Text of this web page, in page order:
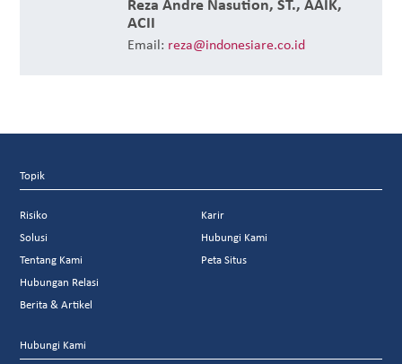
Reza Andre Nasution, ST., AAIK,
ACII
Email: reza@indonesiare.co.id
Topik
Risiko
Solusi
Tentang Kami
Hubungan Relasi
Berita & Artikel
Karir
Hubungi Kami
Peta Situs
Hubungi Kami